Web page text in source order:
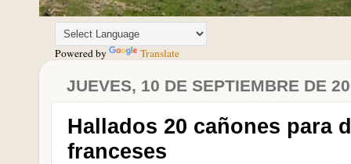
Powered by Translate
JUEVES, 10 DE SEPTIEMBRE DE
Hallados 20 cañones para
franceses